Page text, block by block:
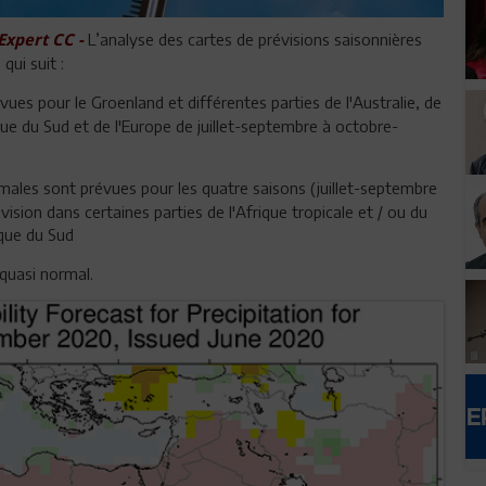
CC -L’analyse des cartes de prévisions saisonnières
qui suit :
pour le Groenland et différentes parties de l'Australie, de
du Sud et de l'Europe de juillet-septembre à octobre-
sont prévues pour les quatre saisons (juillet-septembre
dans certaines parties de l'Afrique tropicale et / ou du
du Sud
normal.